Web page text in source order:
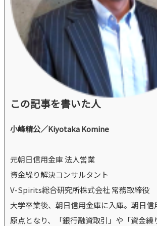
この記事を書いた人
小峰精公／Kiyotaka Komine
元朝日信用金庫 法人営業
資金繰り解決コンサルタント
V-Spirits総合研究所株式会社 常務取締役
大学卒業後、朝日信用金庫に入庫。朝日
原点となり、「銀行融資取引」や「資金繰